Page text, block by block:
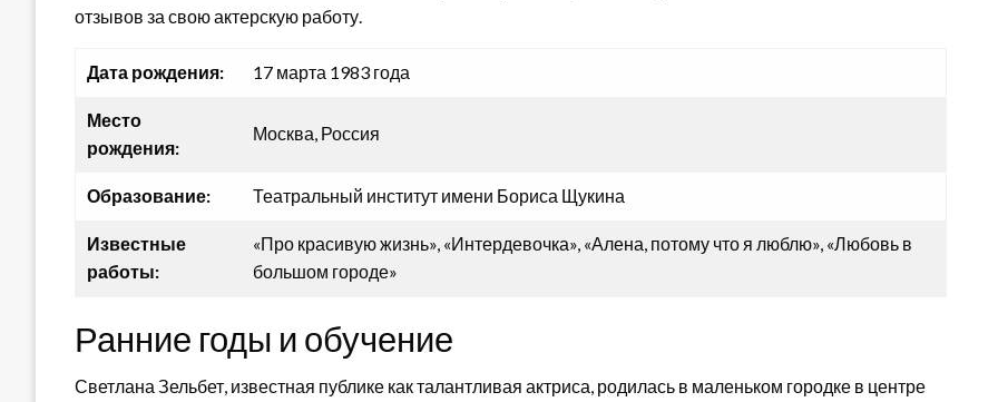
отзывов за свою актерскую работу.
Дата рождения: 17 марта 1983 года
Место
рождения:
Москва, Россия
Образование: Театральный институт имени Бориса Щукина
Известные
работы:
«Про красивую жизнь», «Интердевочка», «Алена, потому что я люблю», «Любовь в
большом городе»
Ранние годы и обучение
Светлана Зельбет, известная публике как талантливая актриса, родилась в маленьком городке в центре